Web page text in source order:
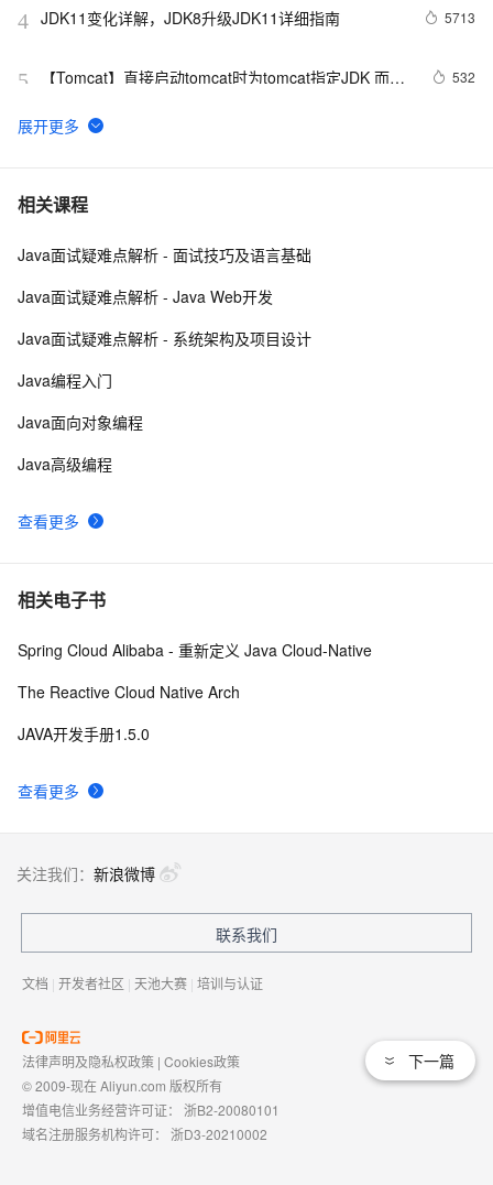
4 JDK11变化详解，JDK8升级JDK11详细指南 5713
5
【Tomcat】直接启动tomcat时为tomcat指定JDK 而不
532
6
Oracle 要慌了！华为终于开源了自家的 Huawei JDK
7 集合详解（四）----HashSet和HashMap源码剖析
8 ubuntu12.04 安装配置jdk1.7
利器
10【本地与Java无缝对接】JDK 22外部函数和内存API：
相关课程
查看更多
Java面试疑难点解析 - 面试技巧及语言基础
Java面试疑难点解析 - Java Web开发
Java面试疑难点解析 - 系统架构及项目设计
Java编程入门
Java面向对象编程
Java高级编程
相关电子书
查看更多
Spring Cloud Alibaba - 重新定义 Java Cloud-Native
The Reactive Cloud Native Arch
JAVA开发手册1.5.0
下一篇
关注我们： 新浪微博
联系我们
文档 | 开发者社区 | 天池大赛 | 培训与认证
法律声明及隐私权政策 | Cookies政策
© 2009-现在 Aliyun.com 版权所有
增值电信业务经营许可证： 浙B2-20080101
域名注册服务机构许可： 浙D3-20210002